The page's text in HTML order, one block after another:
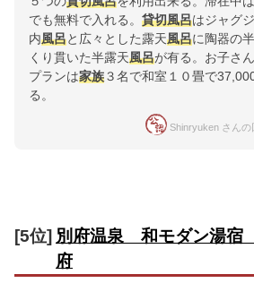
でも無料で入れる。 貸切風呂はジャグ
内風呂と広々とした露天風呂に陶器の
くり貫いた半露天風呂が有る。お子さ
プランは家族３名で和室１０畳で
る。
Shinryuken さんの
[5位] 別府温泉 和モダン湯宿
府